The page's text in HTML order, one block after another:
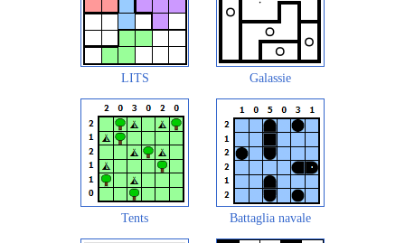
LITS Galassie
Tents Battaglia navale